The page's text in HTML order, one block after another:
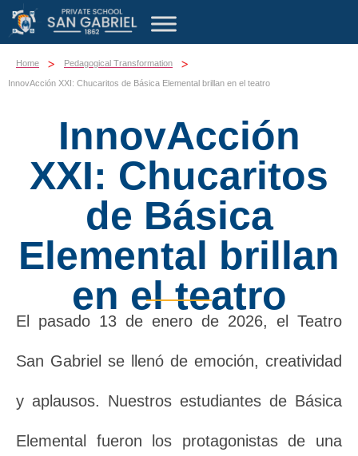
Home > Pedagogical Transformation >
InnovAcción XXI: Chucaritos de Básica Elemental brillan en el teatro
InnovAcción
XXI: Chucaritos
de Básica
Elemental brillan
en el teatro
El pasado 13 de enero de 2026, el Teatro
San Gabriel se llenó de emoción, creatividad
y aplausos. Nuestros estudiantes de Básica
Elemental fueron los protagonistas de una